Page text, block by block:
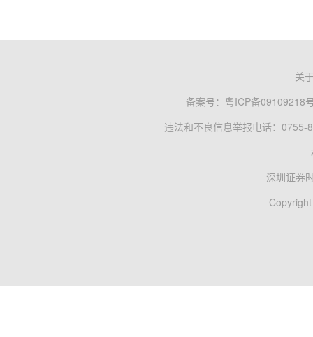
关
备案号： 粤ICP备09109218
违法和不良信息举报电话：0755-
深圳证券